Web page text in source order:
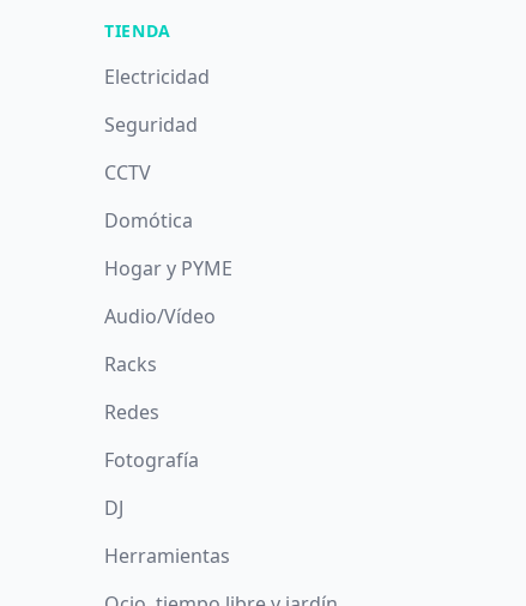
TIENDA
Electricidad
Seguridad
CCTV
Domótica
Hogar y PYME
Audio/Vídeo
Racks
Redes
Fotografía
DJ
Herramientas